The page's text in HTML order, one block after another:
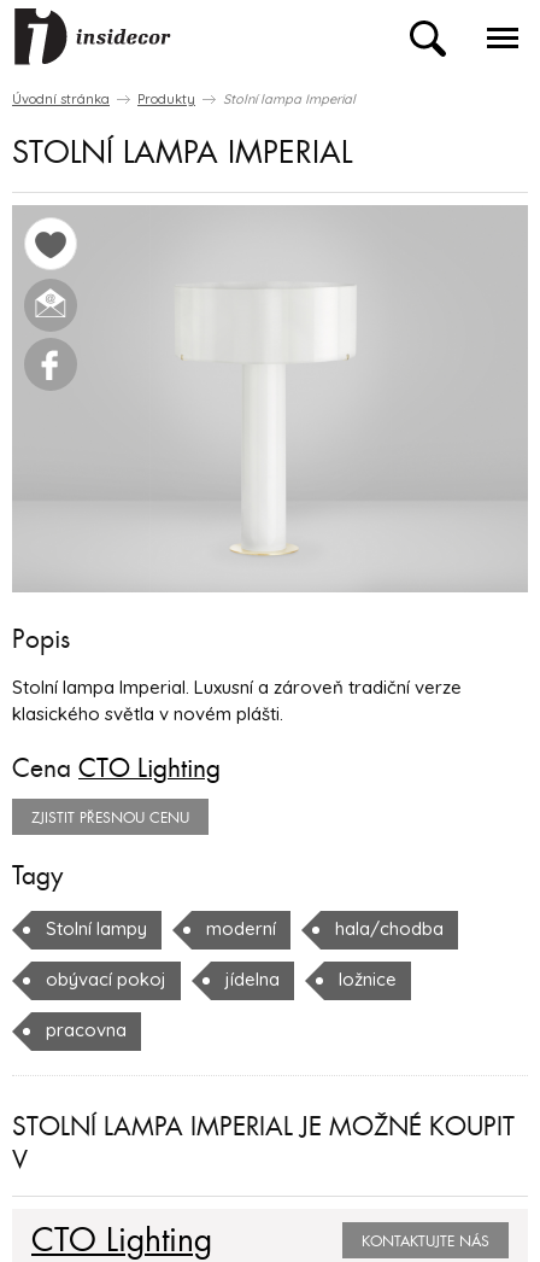
Úvodní stránka Produkty Stolní lampa Imperial
STOLNÍ LAMPA IMPERIAL
Popis
Stolní lampa Imperial. Luxusní a zároveň tradiční verze
klasického světla v novém plášti.
Cena CTO Lighting
ZJISTIT PŘESNOU CENU
Tagy
Stolní lampy moderní hala/chodba
obývací pokoj jídelna ložnice
pracovna
STOLNÍ LAMPA IMPERIAL JE MOŽNÉ KOUPIT
V
CTO Lighting KONTAKTUJTE NÁS